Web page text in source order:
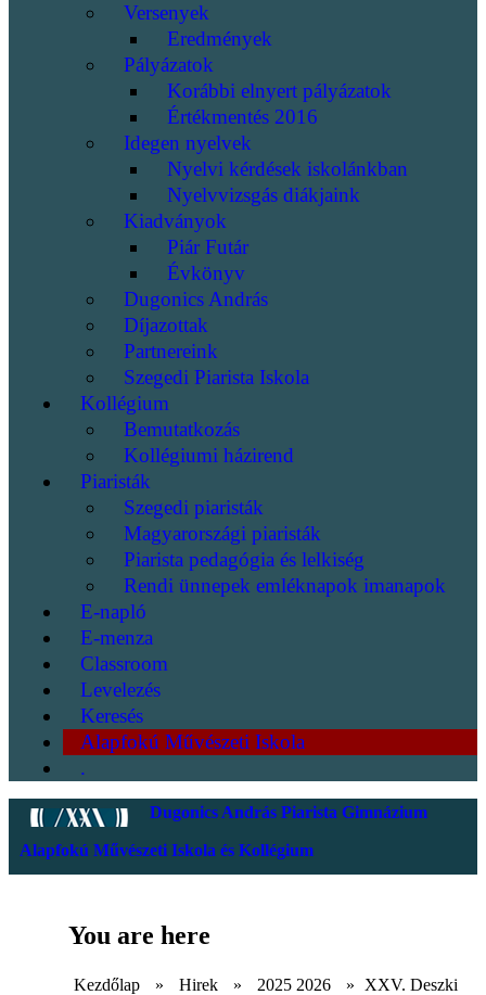
Versenyek
Eredmények
Pályázatok
Korábbi elnyert pályázatok
Értékmentés 2016
Idegen nyelvek
Nyelvi kérdések iskolánkban
Nyelvvizsgás diákjaink
Kiadványok
Piár Futár
Évkönyv
Dugonics András
Díjazottak
Partnereink
Szegedi Piarista Iskola
Kollégium
Bemutatkozás
Kollégiumi házirend
Piaristák
Szegedi piaristák
Magyarországi piaristák
Piarista pedagógia és lelkiség
Rendi ünnepek emléknapok imanapok
E-napló
E-menza
Classroom
Levelezés
Keresés
Alapfokú Művészeti Iskola
.
Dugonics András Piarista Gimnázium
Alapfokú Művészeti Iskola és Kollégium
You are here
Kezdőlap » Hirek » 2025 2026 »
XXV. Deszki